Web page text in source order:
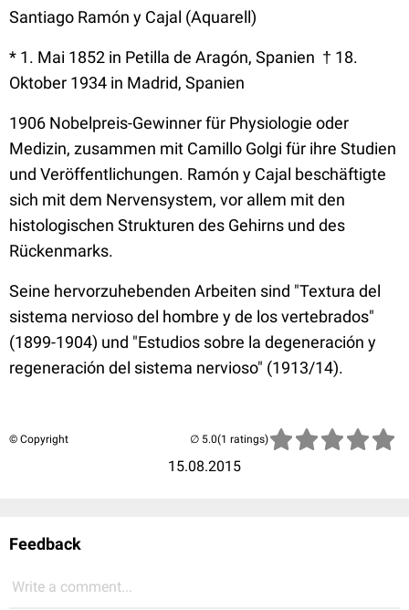
Santiago Ramón y Cajal (Aquarell)
* 1. Mai 1852 in Petilla de Aragón, Spanien † 18.
Oktober 1934 in Madrid, Spanien
1906 Nobelpreis-Gewinner für Physiologie oder
Medizin, zusammen mit Camillo Golgi für ihre Studien
und Veröffentlichungen. Ramón y Cajal beschäftigte
sich mit dem Nervensystem, vor allem mit den
histologischen Strukturen des Gehirns und des
Rückenmarks.
Seine hervorzuhebenden Arbeiten sind "Textura del
sistema nervioso del hombre y de los vertebrados"
(1899-1904) und "Estudios sobre la degeneración y
regeneración del sistema nervioso" (1913/14).
© Copyright
15.08.2015
(1 ratings)
Feedback
Write a comment...